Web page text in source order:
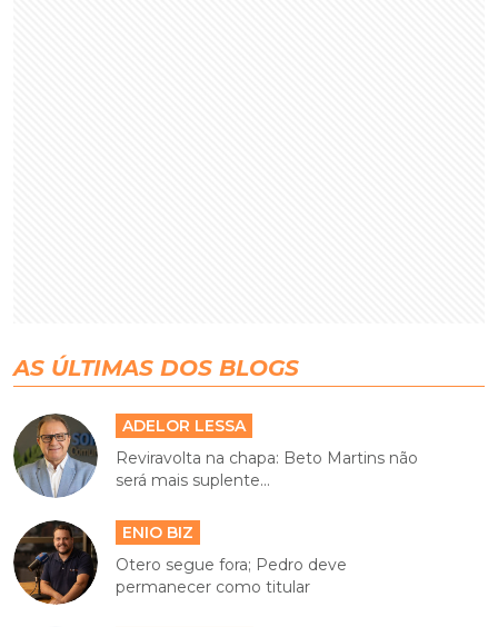
AS ÚLTIMAS DOS BLOGS
ADELOR LESSA
Reviravolta na chapa: Beto Martins não
será mais suplente...
ENIO BIZ
Otero segue fora; Pedro deve
permanecer como titular